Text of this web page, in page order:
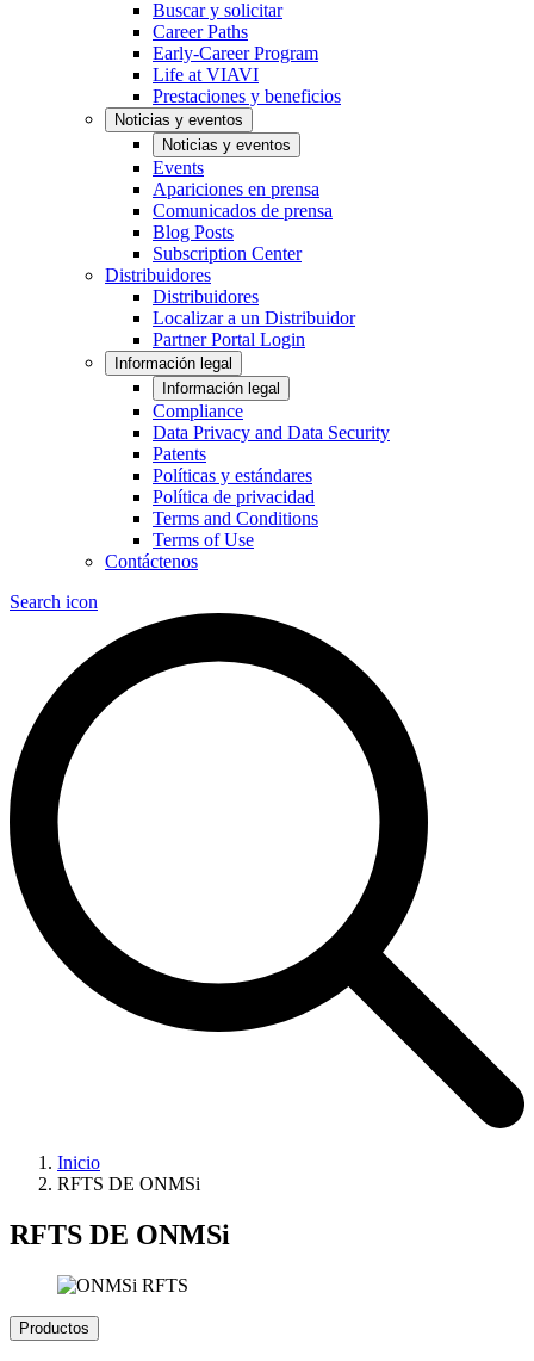
Buscar y solicitar
Career Paths
Early-Career Program
Life at VIAVI
Prestaciones y beneficios
Noticias y eventos
Noticias y eventos
Events
Apariciones en prensa
Comunicados de prensa
Blog Posts
Subscription Center
Distribuidores
Distribuidores
Localizar a un Distribuidor
Partner Portal Login
Información legal
Información legal
Compliance
Data Privacy and Data Security
Patents
Políticas y estándares
Política de privacidad
Terms and Conditions
Terms of Use
Contáctenos
Search icon
Inicio
RFTS DE ONMSi
RFTS DE ONMSi
Productos